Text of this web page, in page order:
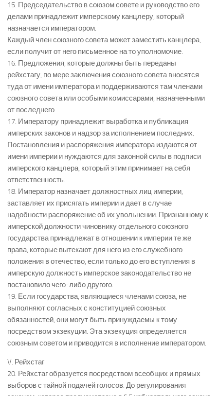
15. Председательство в союзом совете и руководство его
делами принадлежит имперскому канцлеру, который
назначается императором.
Каждый член союзного совета может заместить канцлера,
если получит от него письменное на то уполномочие.
16. Предложения, которые должны быть переданы
рейхстагу, по мере заключения союзного совета вносятся
туда от имени императора и поддерживаются там членами
союзного совета или особыми комиссарами, назначенными
от последнего.
17. Императору принадлежит выработка и публикация
имперских законов и надзор за исполнением последних.
Постановления и распоряжения императора издаются от
имени империи и нуждаются для законной силы в подписи
имперского канцлера, который этим принимает на себя
ответственность.
18. Император назначает должностных лиц империи,
заставляет их присягать империи и дает в случае
надобности распоряжение об их увольнении. Признанному к
имперской должности чиновнику отдельного союзного
государства принадлежат в отношении к империи те же
права, которые вытекают для него из его служебного
положения в отечество, если только до его вступления в
имперскую должность имперское законодательство не
постановило чего-либо другого.
19. Если государства, являющиеся членами союза, не
выполняют согласных с конституцией союзных
обязанностей, они могут быть принуждаемы к тому
посредством экзекуции. Эта экзекуция определяется
союзным советом и приводится в исполнение императором.
V. Рейхстаг
20. Рейхстаг образуется посредством всеобщих и прямых
выборов с тайной подачей голосов. До регулирования